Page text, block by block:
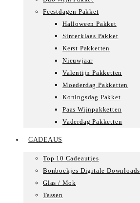
Feestdagen Pakket
Halloween Pakket
Sinterklaas Pakket
Kerst Pakketten
Nieuwjaar
Valentijn Pakketten
Moederdag Pakketten
Koningsdag Pakket
Paas Wijnpakketten
Vaderdag Pakketten
CADEAUS
Top 10 Cadeautjes
Bonboekjes Digitale Downloads
Glas / Mok
Tassen